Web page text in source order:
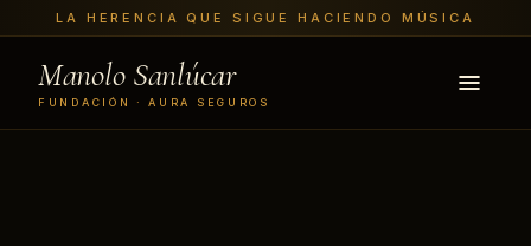
LA HERENCIA QUE SIGUE HACIENDO MÚSICA
Manolo Sanlúcar
FUNDACIÓN · AURA SEGUROS